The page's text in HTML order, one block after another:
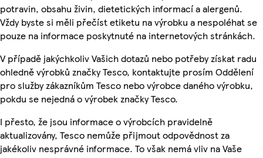
potravin, obsahu živin, dietetických informací a alergenů.
Vždy byste si měli přečíst etiketu na výrobku a nespoléhat se
pouze na informace poskytnuté na internetových stránkách.
V případě jakýchkoliv Vašich dotazů nebo potřeby získat radu
ohledně výrobků značky Tesco, kontaktujte prosím Oddělení
pro služby zákazníkům Tesco nebo výrobce daného výrobku,
pokdu se nejedná o výrobek značky Tesco.
I přesto, že jsou informace o výrobcích pravidelně
aktualizovány, Tesco nemůže přijmout odpovědnost za
jakékoliv nesprávné informace. To však nemá vliv na Vaše